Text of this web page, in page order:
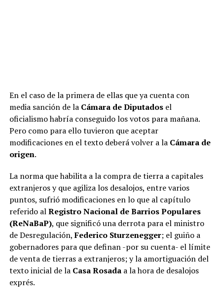
En el caso de la primera de ellas que ya cuenta con
media sanción de la Cámara de Diputadosel
oficialismo habría conseguido los votos para mañana.
Pero como para ello tuvieron que aceptar
modificaciones en el texto deberá volver a la Cámara de
origen.
La norma que habilita a la compra de tierra a capitales
extranjeros y que agiliza los desalojos, entre varios
puntos, sufrió modificaciones en lo que al capítulo
referido alRegistro Nacional de Barrios Populares
(ReNaBaP), que significó una derrota para el ministro
de Desregulación,Federico Sturzenegger; el guiño a
gobernadores para que definan -por su cuenta- el límite
de venta de tierras a extranjeros; y la amortiguación del
texto inicial de la Casa Rosadaa la hora de desalojos
exprés.